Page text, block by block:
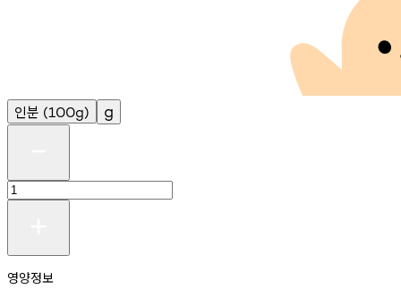
인분 (100g) g
영양정보